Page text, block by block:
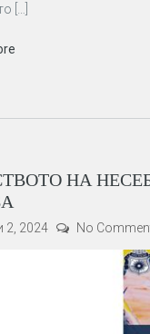
[…]
НА
2, 2024 No